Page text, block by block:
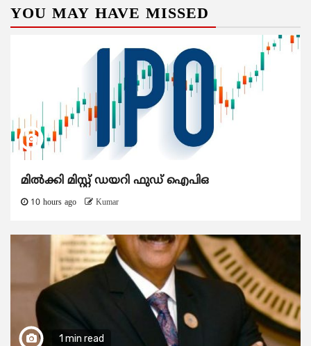
YOU MAY HAVE MISSED
മിൽക്കി മിസ്റ്റ് ഡയറി ഫുഡ് ഐപിഒ
10 hours ago Kumar
1 min read